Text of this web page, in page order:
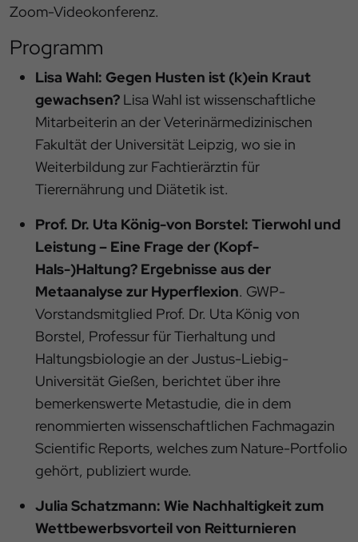
Zoom-Videokonferenz.
Programm
Lisa Wahl: Gegen Husten ist (k)ein Kraut
gewachsen? Lisa Wahl ist wissenschaftliche
Mitarbeiterin an der Veterinärmedizinischen
Fakultät der Universität Leipzig, wo sie in
Weiterbildung zur Fachtierärztin für
Tierernährung und Diätetik ist.
Prof. Dr. Uta König-von Borstel: Tierwohl und
Leistung – Eine Frage der (Kopf-
Hals-)Haltung? Ergebnisse aus der
Metaanalyse zur Hyperflexion. GWP-
Vorstandsmitglied Prof. Dr. Uta König von
Borstel, Professur für Tierhaltung und
Haltungsbiologie an der Justus-Liebig-
Universität Gießen, berichtet über ihre
bemerkenswerte Metastudie, die in dem
renommierten wissenschaftlichen Fachmagazin
Scientific Reports, welches zum Nature-Portfolio
gehört, publiziert wurde.
Julia Schatzmann: Wie Nachhaltigkeit zum
Wettbewerbsvorteil von Reitturnieren